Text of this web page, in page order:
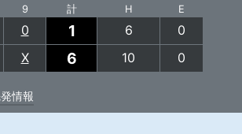
9 計 H E
0 1 6
0
X
6 10 0
情報